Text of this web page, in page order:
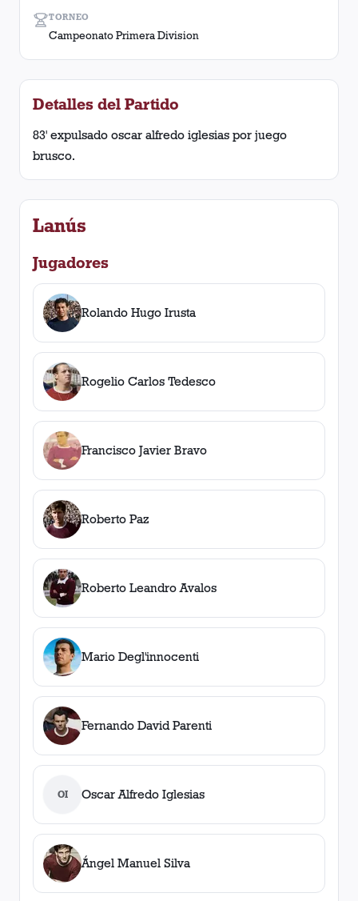
TORNEO
Campeonato Primera Division
Detalles del Partido
83' expulsado oscar alfredo iglesias por juego
brusco.
Lanús
Jugadores
Rolando Hugo Irusta
Rogelio Carlos Tedesco
Francisco Javier Bravo
Roberto Paz
Roberto Leandro Avalos
Mario Degl'innocenti
Fernando David Parenti
OI Oscar Alfredo Iglesias
Ángel Manuel Silva